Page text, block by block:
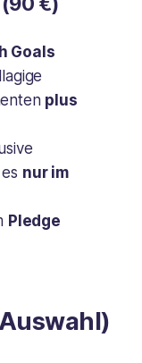
Goals
plus
nur im
Pledge